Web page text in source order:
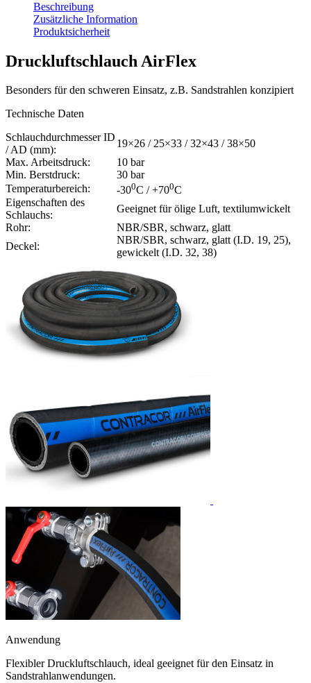
Beschreibung
Zusätzliche Information
Produktsicherheit
Druckluftschlauch AirFlex
Besonders für den schweren Einsatz, z.B. Sandstrahlen konzipiert
Technische Daten
Schlauchdurchmesser ID
/ AD (mm):
19×26 / 25×33 / 32×43 / 38×50
Max. Arbeitsdruck:
10 bar
Min. Berstdruck:
30 bar
Temperaturbereich:
-300C / +700C
Eigenschaften des
Schlauchs:
Geeignet für ölige Luft, textilumwickelt
Rohr:
NBR/SBR, schwarz, glatt
Deckel:
NBR/SBR, schwarz, glatt (I.D. 19, 25),
gewickelt (I.D. 32, 38)
Anwendung
Flexibler Druckluftschlauch, ideal geeignet für den Einsatz in
Sandstrahlanwendungen.